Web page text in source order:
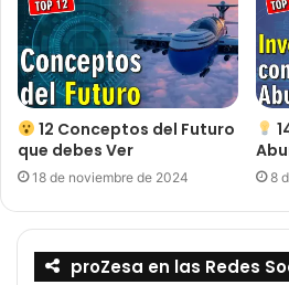
12 Conceptos del Futuro
que debes Ver
18 de noviembre de 2024 8
proZesa en las Redes